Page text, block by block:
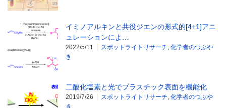
イミノアルキンと共役ジエンの形式的[4+1]アニ
ュレーションによ…
2022/5/11 スポットライトリサーチ, 化学者のつぶや
き
二酸化塩素と光でプラスチック表面を機能化
2019/7/26 スポットライトリサーチ, 化学者のつぶや